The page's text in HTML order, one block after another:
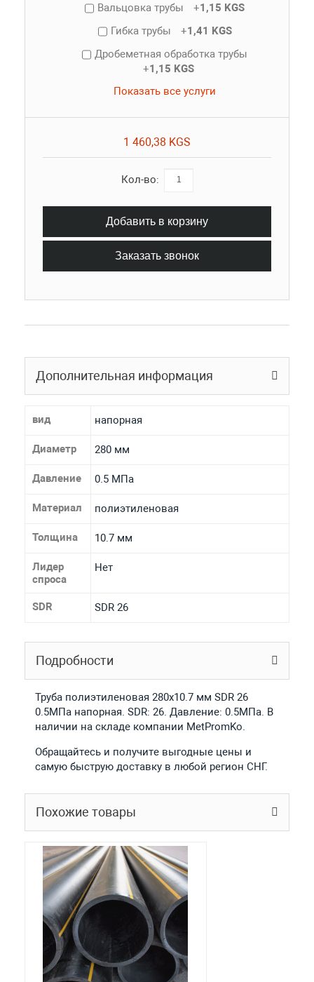
Вальцовка трубы
+1,15 KGS
Гибка трубы
+1,41 KGS
Дробеметная обработка трубы
+1,15 KGS
Показать все услуги
1 460,38 KGS
Кол-во:
Добавить в корзину
Заказать звонок
Дополнительная информация
вид напорная
Диаметр 280 мм
Давление 0.5 МПа
Материал полиэтиленовая
Толщина 10.7 мм
Лидер
спроса
Нет
SDR SDR 26
Подробности
Труба полиэтиленовая 280х10.7 мм SDR 26
0.5МПа напорная. SDR: 26. Давление: 0.5МПа. В
наличии на складе компании MetPromKo.
Обращайтесь и получите выгодные цены и
самую быструю доставку в любой регион СНГ.
Похожие товары